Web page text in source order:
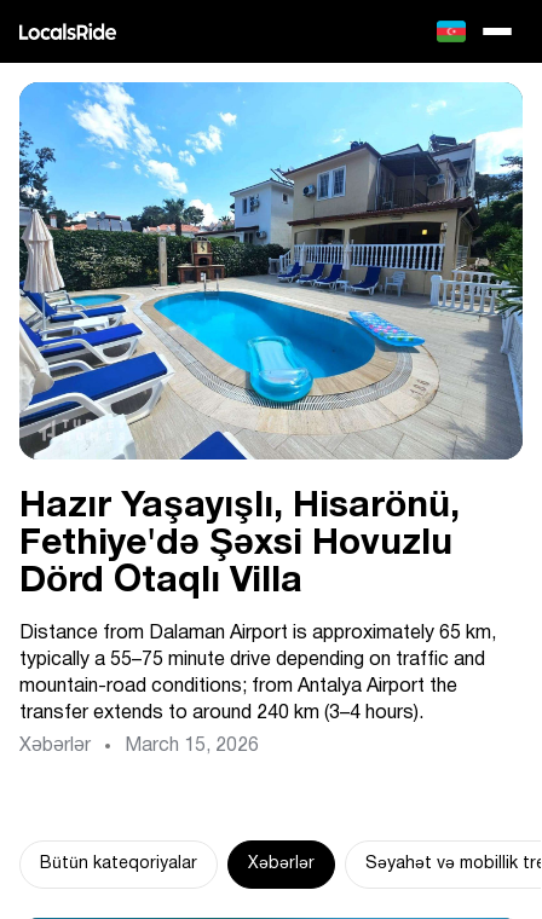
Hazır Yaşayışlı, Hіsarönü,
Fethiye'də Şəxsi Hovuzlu
Dörd Otaqlı Villa
Distance from Dalaman Airport is approximately 65 km,
typically a 55–75 minute drive depending on traffic and
mountain-road conditions; from Antalya Airport the
transfer extends to around 240 km (3–4 hours).
Xəbərlər
March 15, 2026
Bütün kateqoriyalar Xəbərlər Səyahət və mobillik